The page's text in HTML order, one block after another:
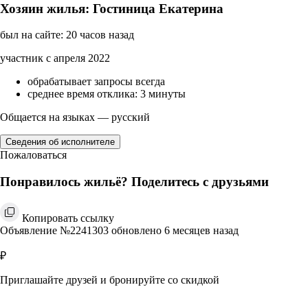
Хозяин жилья: Гостиница Екатерина
был на сайте: 20 часов назад
участник с апреля 2022
обрабатывает запросы всегда
среднее время отклика: 3 минуты
Общается на языках — русский
Сведения об исполнителе
Пожаловаться
Понравилось жильё? Поделитесь с друзьями
Копировать ссылку
Объявление №2241303 обновлено 6 месяцев назад
₽
Приглашайте друзей и бронируйте со скидкой